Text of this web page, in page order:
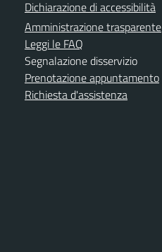
Dichiarazione di accessibilità
Amministrazione trasparente
Leggi le FAQ
Segnalazione disservizio
Prenotazione appuntamento
Richiesta d'assistenza